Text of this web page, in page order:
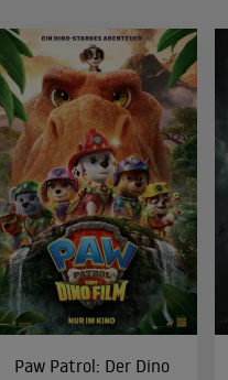
Paw Patrol: Der Dino